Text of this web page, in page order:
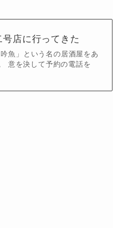
店に行ってきた
魚」という名の居酒屋をあ
意を決して予約の電話を